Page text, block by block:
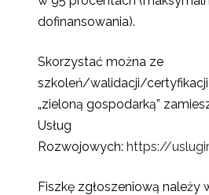
dofinansowania).
Skorzystać można ze
szkoleń/walidacji/
„zieloną gospodarką”
Usług
Rozwojowych: https://
Fiszkę zgłoszeniową należy